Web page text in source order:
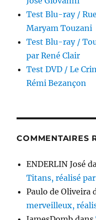
Test Blu-ray /
Maryam Touzani
Test Blu-ray /
par René Clair
Test DVD / Le
Rémi Bezançon
COMMENTAIRES
ENDERLIN José
Titans, réalisé
Paulo de Oliveira
merveilleux,